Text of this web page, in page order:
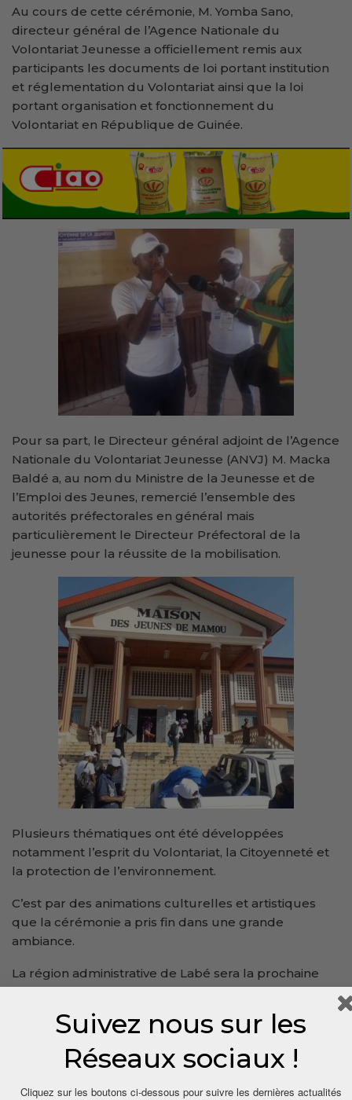
Au cours de cette cérémonie, M. Yomba Sano,
directeur général de l’Agence Nationale du
Volontariat Jeunesse a officiellement remis aux
participants les documents de loi portant institution
et réglementation du Volontariat ainsi que la loi
portant organisation et fonctionnement du
Volontariat en République de Guinée.
Pour sa part, le Directeur général adjoint de l’Agence
Nationale du Volontariat Jeunesse (ANVJ) M. Macka
Baldé a, au nom du Ministre de la Jeunesse et de
l’Emploi des Jeunes, remercié l’ensemble des
autorités préfectorales en général mais
particulièrement le Directeur Préfectoral de la
jeunesse pour la réussite de la mobilisation.
Plusieurs thématiques ont été développées
notamment l’esprit du Volontariat, la Citoyenneté et
la protection de l’environnement.
C’est par des animations culturelles et artistiques
que la cérémonie a pris fin dans une grande
ambiance.
La région administrative de Labé sera la prochaine
étape.
Suivez nous sur les
Réseaux sociaux !
Cliquez sur les boutons ci-dessous pour suivre les dernières actualités